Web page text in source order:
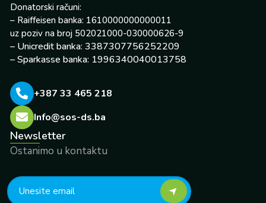
Donatorski računi:
– Raiffeisen banka: 1610000000000011
uz poziv na broj 502021000-030000626-9
– Unicredit banka: 3387307756252209
– Sparkasse banka: 1996340040013758
+387 33 465 218
Info@sos-ds.ba
Newsletter
Ostanimo u kontaktu